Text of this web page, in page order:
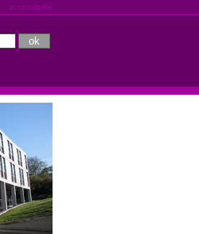
accessibilité